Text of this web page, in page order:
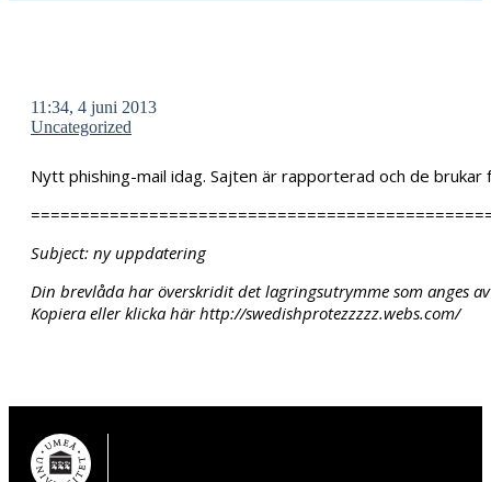
11:34, 4 juni 2013
Uncategorized
Nytt phishing-mail idag. Sajten är rapporterad och de
Subject: ny uppdatering
Din brevlåda har överskridit det lagringsutrymme som anges
Kopiera eller klicka här http://swedishprotezzzzz.webs.com/